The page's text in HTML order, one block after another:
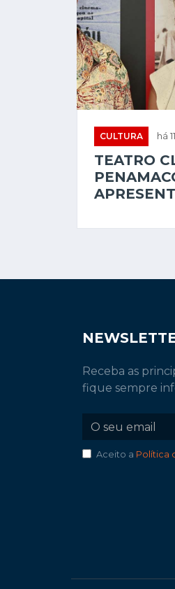
CULTURA há
TEATRO
Receba as
fique sempre
Aceito a Política